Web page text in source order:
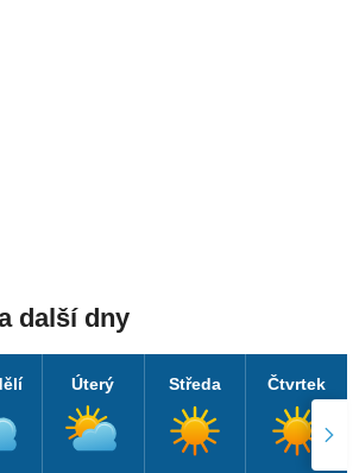
další dny
Úterý Středa Čtvrtek